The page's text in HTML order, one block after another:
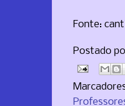
Fonte:
Postado